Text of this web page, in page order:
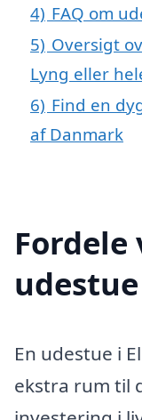
4) FAQ om
5) Oversigt
Lyng eller
6) Find en
af Danmark
Fordele
En udestue i
ekstra rum til